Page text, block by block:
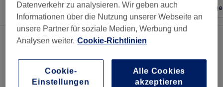
Sortieren nach Beliebiger Preis Salons
Ein Salon, der anbietet:
entspannungsmassage in der Nähe von Dietzenbach, Hessen
Datenverkehr zu analysieren. Wir geben auch
Informationen über die Nutzung unserer Webseite an
unsere Partner für soziale Medien, Werbung und
Analysen weiter. Cookie-Richtlinien
Cookie-
Einstellungen
Alle Cookies
akzeptieren